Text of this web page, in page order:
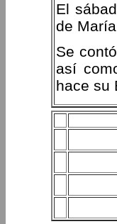
El
de
Se
así
hace su